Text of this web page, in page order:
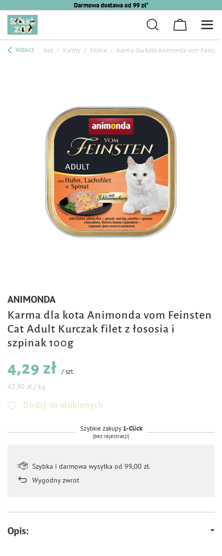
Darmowa dostawa od 99 zł*
Wstecz Kot Karmy Mokra Karma dla kota Animonda vom
ANIMONDA
Karma dla kota Animonda vom Feinsten
Cat Adult Kurczak filet z łososia i
szpinak 100g
4,29 zł /szt.
42,90 zł / kg
Dodaj do ulubionych
Szybkie zakupy 1-Click
(bez rejestracji)
Szybka i darmowa wysyłka od 99,00 zł.
Wygodny zwrot
Opis: